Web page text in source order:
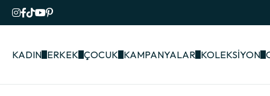
KADIN ERKEK ÇOCUK KAMPANYALAR KOLEKSİYON